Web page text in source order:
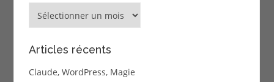
Articles récents
Claude, WordPress, Magie